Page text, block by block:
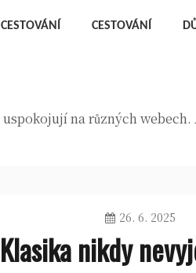
CESTOVÁNÍ CESTOVÁNÍ
na různých
26. 6. 2025
Klasika nikdy